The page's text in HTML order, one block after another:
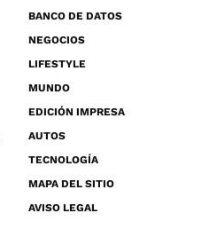
BANCO DE DATOS
NEGOCIOS
LIFESTYLE
MUNDO
EDICIÓN IMPRESA
AUTOS
TECNOLOGÍA
MAPA DEL SITIO
AVISO LEGAL